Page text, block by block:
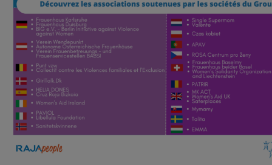
reverserplus de 50 000 eurosà25 associations
engagées dans la lutte contre les violences faites aux
femmes dans les pays où le Groupe RAJA est présent.